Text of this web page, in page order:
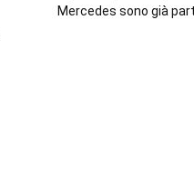
Mercedes sono già